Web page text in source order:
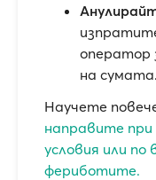
оператор
на сумата.
Научете
направите
условия или
фериботите.